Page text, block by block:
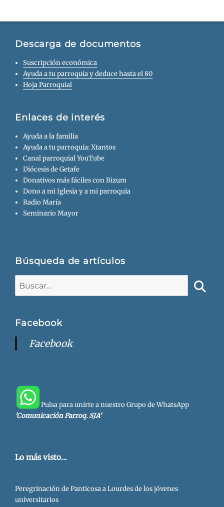
Descarga de documentos
Suscripción económica
Ayuda a tu parroquia y deduce hasta el 80
Hoja Parroquial
Enlaces de interés
Ayuda a la familia
Ayuda a tu parroquia: Xtantos
Canal parroquial YouTube
Diócesis de Getafe
Donativos más fáciles con Bizum
Dono a mi Iglesia y a mi parroquia
Radio María
Seminario Mayor
Búsqueda de artículos
Facebook
Facebook
Pulsa para unirte a nuestro Grupo de WhatsApp
'Comunicación Parroq. SJA'
Lo más visto...
Peregrinación de Panticosa a Lourdes de los jóvenes
universitarios